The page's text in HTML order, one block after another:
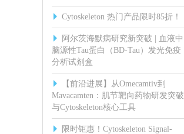
Cytoskeleton 热门产品限时85折！
阿尔茨海默病研究新突破 | 血液中
脑源性Tau蛋白（BD-Tau）发光免疫
分析试剂盒
【前沿进展】从Omecamtiv到
Mavacamten：肌节靶向药物研发突破
与Cytoskeleton核心工具
限时钜惠！Cytoskeleton Signal-